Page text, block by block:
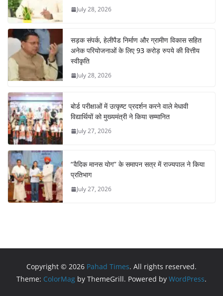
July 28, 2026
सड़क संपर्क, हेलीपैड निर्माण और ग्रामीण विकास सहित
अनेक परियोजनाओं के लिए 93 करोड़ रुपये की वित्तीय
स्वीकृति
July 28, 2026
बोर्ड परीक्षाओं में उत्कृष्ट प्रदर्शन करने वाले मेधावी
विद्यार्थियों को मुख्यमंत्री ने किया सम्मानित
July 27, 2026
‘‘वैदिक मानस योग’’ के समापन सत्र में राज्यपाल ने किया
प्रतिभाग
July 27, 2026
Copyright © 2026 Pahad Times. All rights reserved.
Theme: ColorMag by ThemeGrill. Powered by WordPress.